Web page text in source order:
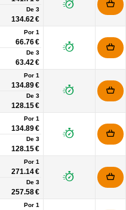
De 3
134.62 €
Por 1
66.76 €
De 3
63.42 €
Por 1
134.89 €
De 3
128.15 €
Por 1
134.89 €
De 3
128.15 €
Por 1
271.14 €
De 3
257.58 €
Por 1